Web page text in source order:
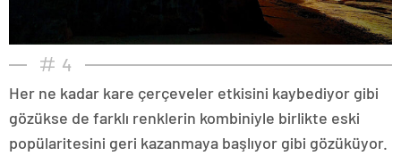
4
Her ne kadar kare çerçeveler etkisini kaybediyor gibi
gözükse de farklı renklerin kombiniyle birlikte eski
popülaritesini geri kazanmaya başlıyor gibi gözüküyor.